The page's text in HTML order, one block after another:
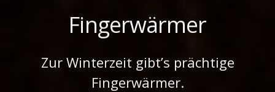
Fingerwärmer
Zur Winterzeit gibt’s prächtige
Fingerwärmer.